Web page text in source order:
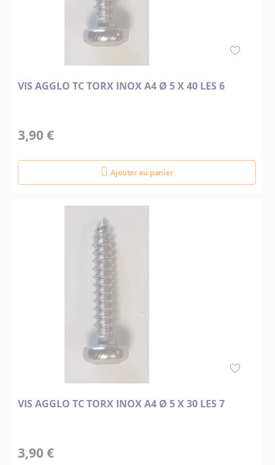
VIS AGGLO TC TORX INOX A4 Ø 5 X 40 LES 6
3,90 €
Ajouter au panier
VIS AGGLO TC TORX INOX A4 Ø 5 X 30 LES 7
3,90 €